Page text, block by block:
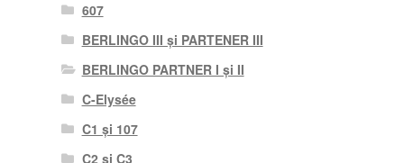
607
BERLINGO III și PARTENER III
BERLINGO PARTNER I și II
C-Elysée
C1 și 107
C2 și C3